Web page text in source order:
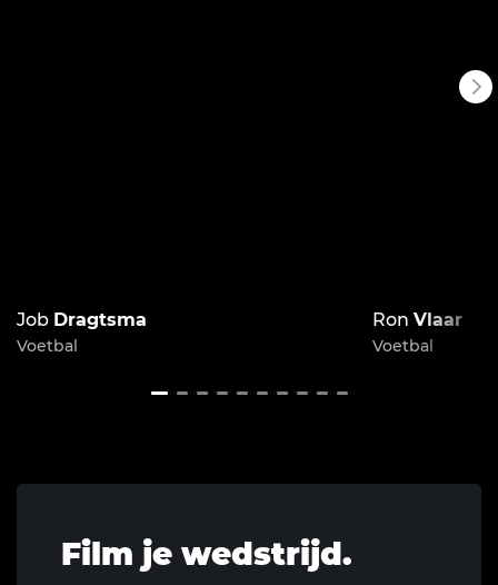
Job Dragtsma
Voetbal
Ron Vlaar
Voetbal
Film je wedstrijd.